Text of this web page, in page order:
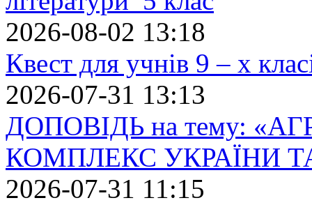
2026-08-02 13:18
Квест для учнів 9 – х
2026-07-31 13:13
ДОПОВІДЬ на тему:
КОМПЛЕКС УКРАЇНИ
2026-07-31 11:15